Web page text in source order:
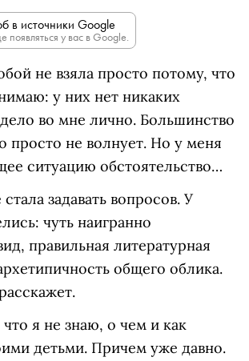
в источники Google
появляться у вас в Google.
не взяла просто потому, что
у них нет никаких
во мне лично. Большинство
просто не волнует. Но у меня
ситуацию обстоятельство…
задавать вопросов. У
чуть наигранно
правильная литературная
общего облика.
я не знаю, о чем и как
детьми. Причем уже давно.